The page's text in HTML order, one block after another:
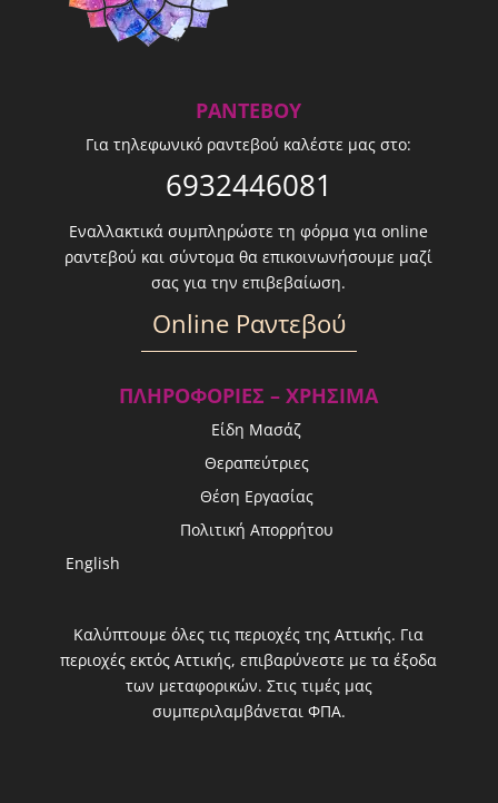
ΡΑΝΤΕΒΟΎ
Για τηλεφωνικό ραντεβού καλέστε μας στο:
6932446081
Εναλλακτικά συμπληρώστε τη φόρμα για online
ραντεβού και σύντομα θα επικοινωνήσουμε μαζί
σας για την επιβεβαίωση.
Οnline Ραντεβού
ΠΛΗΡΟΦΟΡΊΕΣ – ΧΡΉΣΙΜΑ
Είδη Μασάζ
Θεραπεύτριες
Θέση Εργασίας
Πολιτική Απορρήτου
English
Καλύπτουμε όλες τις περιοχές της Αττικής. Για
περιοχές εκτός Αττικής, επιβαρύνεστε με τα έξοδα
των μεταφορικών. Στις τιμές μας
συμπεριλαμβάνεται ΦΠΑ.